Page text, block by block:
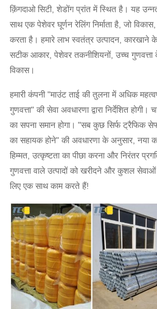
क़िंगदाओ सिटी, शेडोंग प्रांत में स्थित है। यह
साथ एक पेशेवर घूर्णन रेलिंग निर्माता है, जो
करता है। हमारे लाभ स्वतंत्र उत्पादन, कारखाने के
सटीक आकार, पेशेवर तकनीशियनों, उच्च गुणवत्ता
विकास।
हमारी कंपनी "माउंट ताई की तुलना में अधिक
गुणवत्ता" की सेवा अवधारणा द्वारा निर्देशित होगी।
का सपना समान होगा। "सब कुछ सिर्फ ट्रैफिक
का सहायक होने" की अवधारणा के अनुसार, नया
हिम्मत, उत्कृष्टता का पीछा करना और निरंतर
गुणवत्ता वाले उत्पादों को खरीदने और कुशल
लिए एक साथ काम करते हैं!